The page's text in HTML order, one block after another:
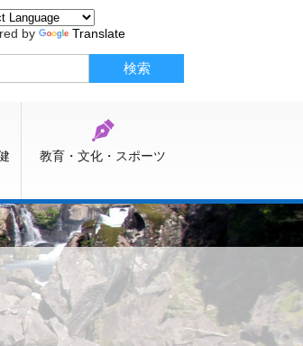
by Translate
教育・文化・スポーツ